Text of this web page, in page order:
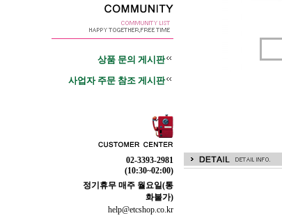
상품 문의 게시판
사업자 주문 참조 게시판
02-3393-2981
(10:30~02:00)
정기휴무 매주 월요일(통
화불가)
help@etcshop.co.kr